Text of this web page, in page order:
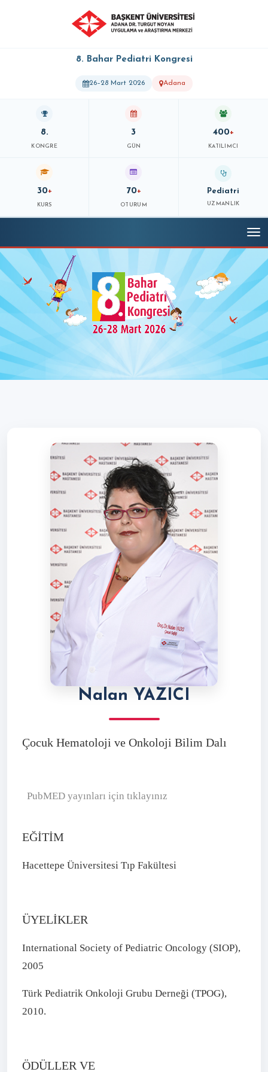
8. Bahar Pediatri Kongresi
26–28 Mart 2026 Adana
8.
KONGRE
3
GÜN
400+
KATILIMCI
30+
KURS
70+
OTURUM
Pediatri
UZMANLIK
Nalan YAZICI
Çocuk Hematoloji ve Onkoloji Bilim Dalı
PubMED yayınları için tıklayınız
EĞİTİM
Hacettepe Üniversitesi Tıp Fakültesi
ÜYELİKLER
International Society of Pediatric Oncology (SIOP),
2005
Türk Pediatrik Onkoloji Grubu Derneği (TPOG),
2010.
ÖDÜLLER VE